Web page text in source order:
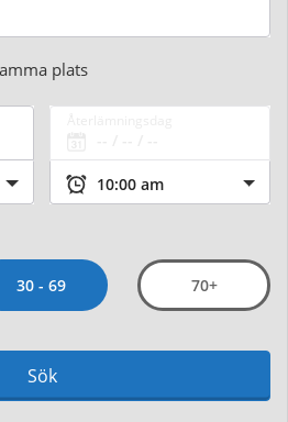
plats
30 - 69 70+
Sök